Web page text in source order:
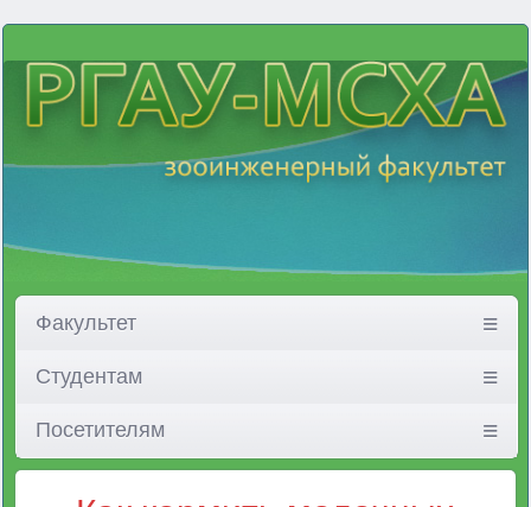
Факультет
Студентам
Посетителям